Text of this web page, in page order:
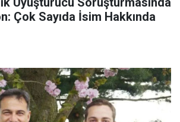
Çok Sayıda İsim Hakkında